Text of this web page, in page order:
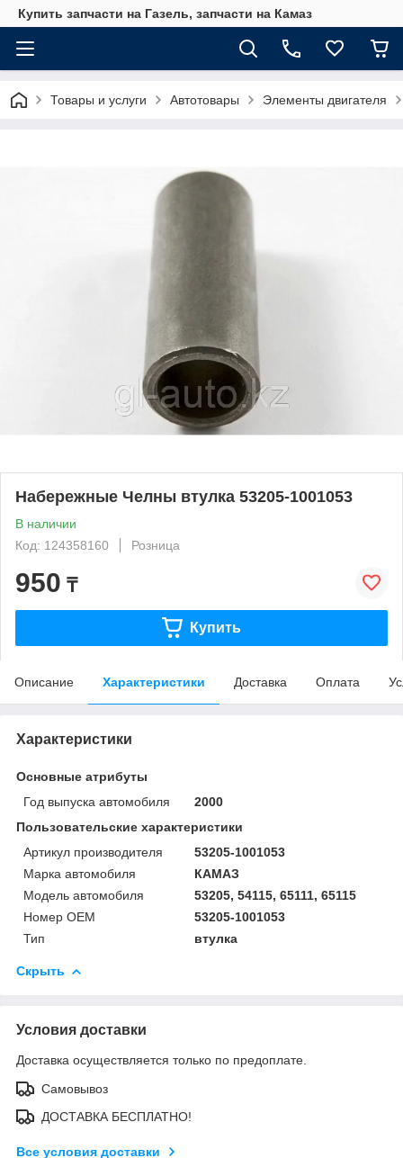
Купить запчасти на Газель, запчасти на Камаз
Товары и услуги Автотовары Элементы двигателя
Набережные Челны втулка 53205-1001053
В наличии
Код: 124358160
Розница
950 ₸
Купить
Описание Характеристики Доставка Оплата
Характеристики
Основные атрибуты
Год выпуска автомобиля
2000
Пользовательские характеристики
Артикул производителя
53205-1001053
Марка автомобиля
КАМАЗ
Модель автомобиля
53205, 54115, 65111, 65115
Номер OEM
53205-1001053
Тип
втулка
Скрыть
Условия доставки
Доставка осуществляется только по предоплате.
Самовывоз
ДОСТАВКА БЕСПЛАТНО!
Все условия доставки